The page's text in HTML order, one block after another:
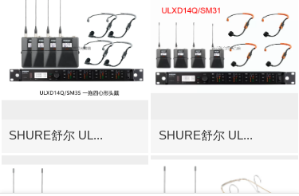
SHURE舒尔 UL... SHURE舒尔 UL...